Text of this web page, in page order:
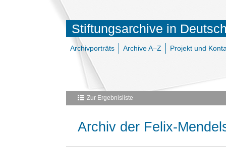
Stiftungsarchive in
Archivporträts Archive A–Z Projekt und
Zur Ergebnisliste
Archiv der Felix-